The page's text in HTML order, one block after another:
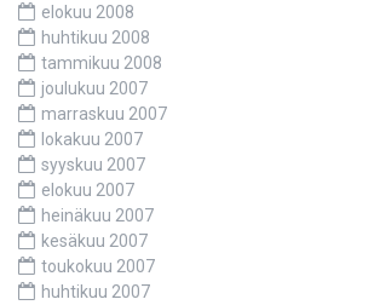
elokuu 2008
huhtikuu 2008
tammikuu 2008
joulukuu 2007
marraskuu 2007
lokakuu 2007
syyskuu 2007
elokuu 2007
heinäkuu 2007
kesäkuu 2007
toukokuu 2007
huhtikuu 2007